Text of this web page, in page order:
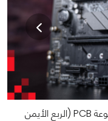
والآن مع الإنتقال لجزء أخر من اللوحة المطبوعة PCB (الربع الأيمن